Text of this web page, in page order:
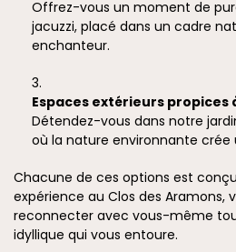
Offrez-vous un moment de
jacuzzi, placé dans un cadre
enchanteur.
Espaces extérieurs propices
Détendez-vous dans notre
où la nature environnante crée
Chacune de ces options est
expérience au Clos des Aramons,
reconnecter avec vous-même
idyllique qui vous entoure.